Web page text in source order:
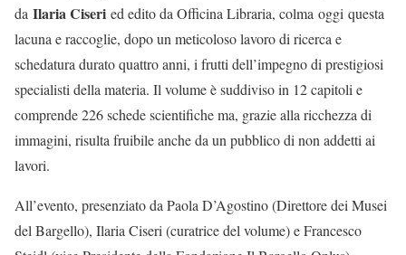
da Ilaria Ciseri ed edito da Officina Libraria, colma oggi questa
lacuna e raccoglie, dopo un meticoloso lavoro di ricerca e
schedatura durato quattro anni, i frutti dell’impegno di prestigiosi
specialisti della materia. Il volume è suddiviso in 12 capitoli e
comprende 226 schede scientifiche ma, grazie alla ricchezza di
immagini, risulta fruibile anche da un pubblico di non addetti ai
lavori.
All’evento, presenziato da Paola D’Agostino (Direttore dei Musei
del Bargello), Ilaria Ciseri (curatrice del volume) e Francesco